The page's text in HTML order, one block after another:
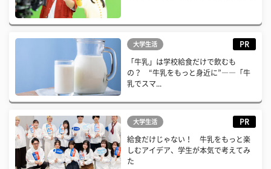
大学生活 PR
「牛乳」は学校給食だけで飲むも
の？ “牛乳をもっと身近に”――「牛
乳でスマ...
大学生活 PR
給食だけじゃない！ 牛乳をもっと楽
しむアイデア、学生が本気で考えてみ
た